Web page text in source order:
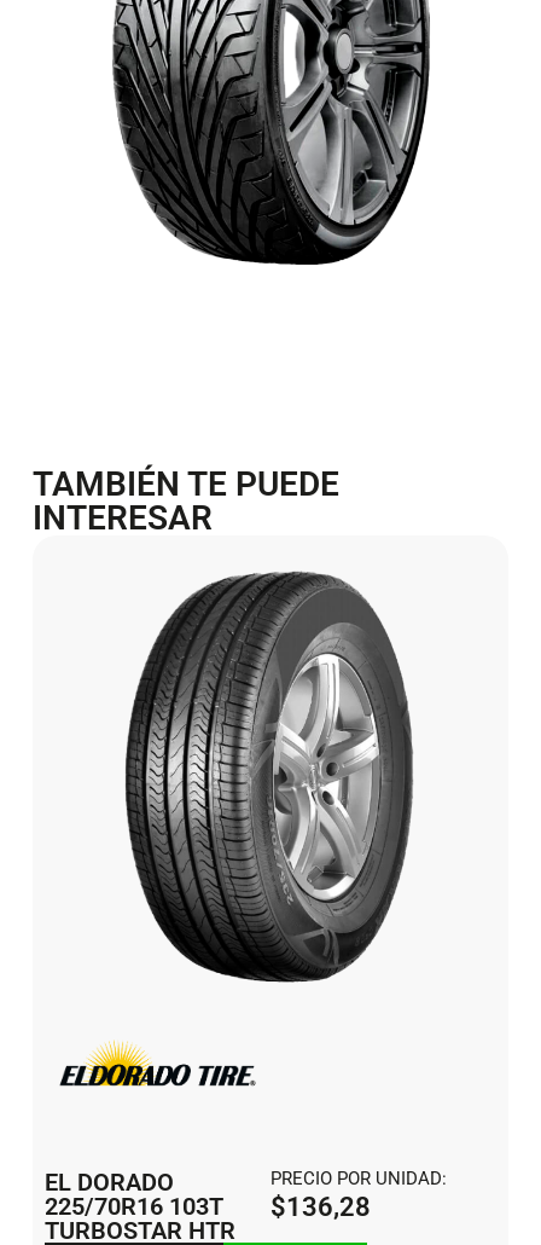
TAMBIÉN TE PUEDE
INTERESAR
EL DORADO
225/70R16 103T
TURBOSTAR HTR
PRECIO POR UNIDAD:
$136,28